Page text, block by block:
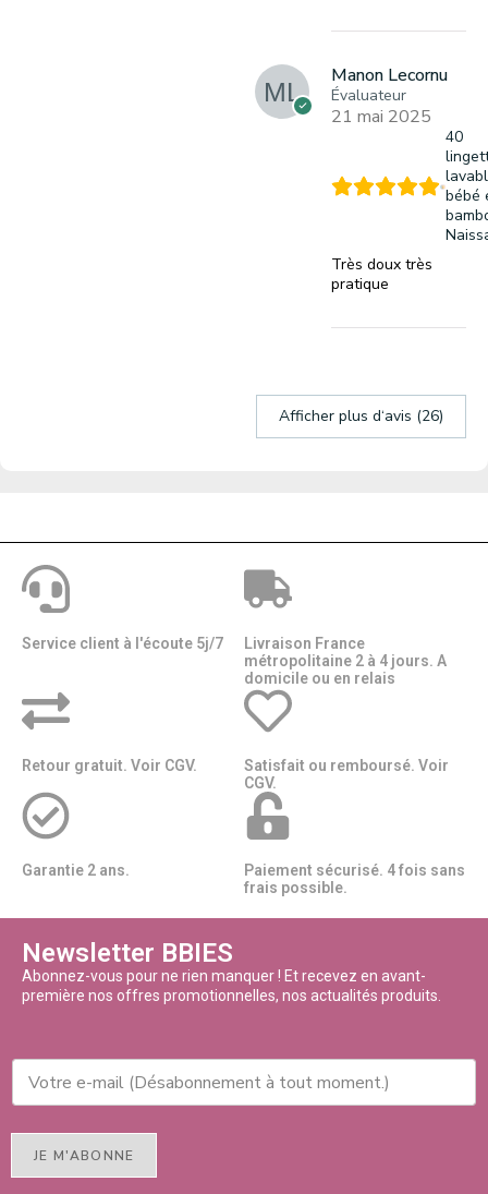
Manon Lecornu
Évaluateur
21 mai 2025
40
bébé
Très doux très
pratique
Afficher plus d‘avis (26)
Service client à l'écoute 5j/7
Livraison France
métropolitaine 2 à 4 jours. A
domicile ou en relais​​
Retour gratuit. Voir CGV.
Satisfait ou remboursé. Voir
CGV.
Garantie 2 ans.
Paiement sécurisé. 4 fois sans
frais possible.
Newsletter BBIES
Abonnez-vous pour ne rien manquer ! Et recevez en avant-
première nos offres promotionnelles, nos actualités produits.
JE M'ABONNE